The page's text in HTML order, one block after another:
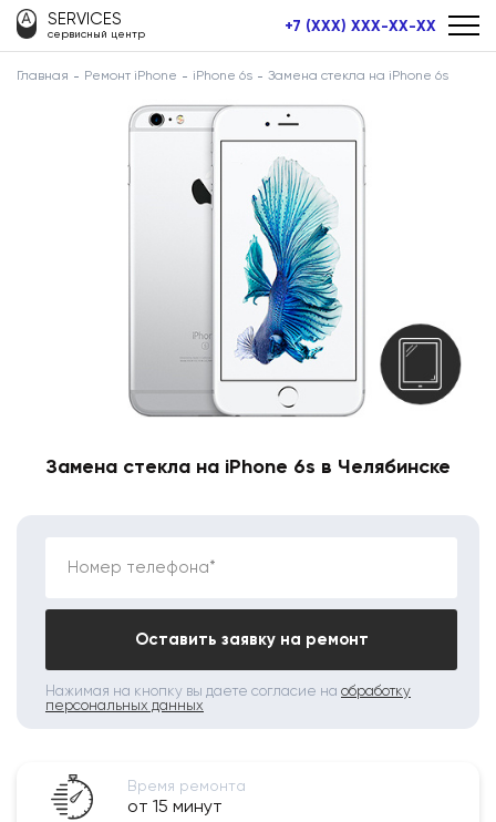
SERVICES
сервисный центр +7 (XXX) XXX-XX-XX
Главная Ремонт iPhone iPhone 6s Замена стекла на iPhone 6s
Замена стекла на iPhone 6s в Челябинске
Номер телефона*
Оставить заявку на ремонт
Нажимая на кнопку вы даете согласие на обработку
персональных данных
Время ремонта
от 15 минут